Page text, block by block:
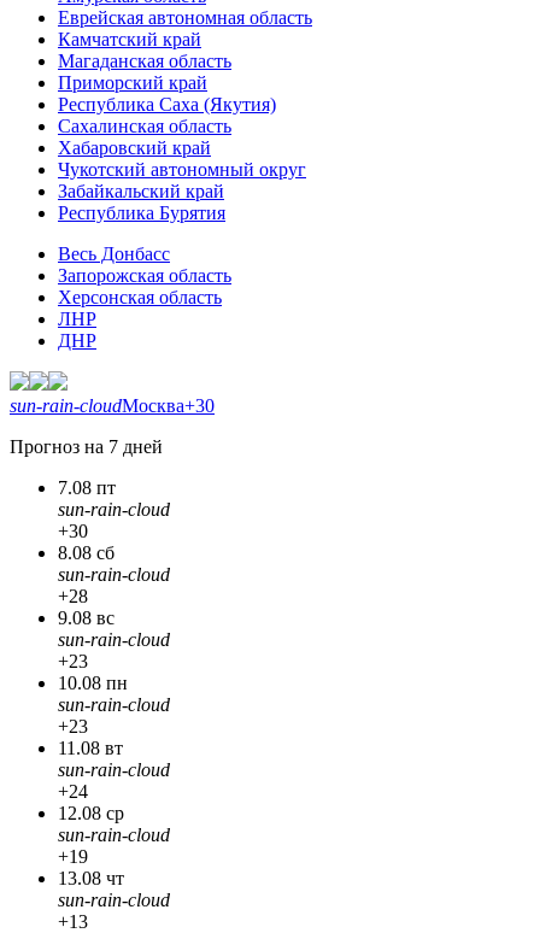
Еврейская автономная область
Камчатский край
Магаданская область
Приморский край
Республика Саха (Якутия)
Сахалинская область
Хабаровский край
Чукотский автономный округ
Забайкальский край
Республика Бурятия
Весь Донбасс
Запорожская область
Херсонская область
ЛНР
ДНР
sun-rain-cloudМосква+30
Прогноз на 7 дней
7.08 пт
sun-rain-cloud
+30
8.08 сб
sun-rain-cloud
+28
9.08 вс
sun-rain-cloud
+23
10.08 пн
sun-rain-cloud
+23
11.08 вт
sun-rain-cloud
+24
12.08 ср
sun-rain-cloud
+19
13.08 чт
sun-rain-cloud
+13